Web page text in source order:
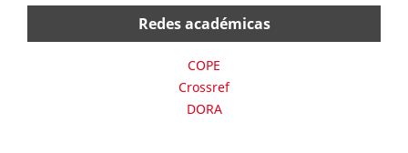
Redes académicas
COPE
Crossref
DORA